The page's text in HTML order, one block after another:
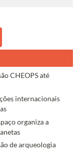
CHEOPS até
internacionais
organiza a
de arqueologia